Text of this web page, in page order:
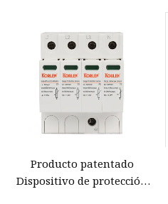
Producto patentado
Dispositivo de protección